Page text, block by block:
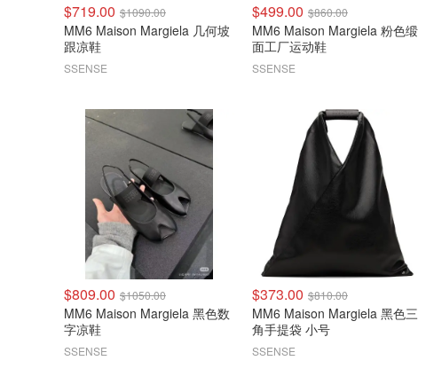
$719.00 $1090.00
MM6 Maison Margiela 几何坡
跟凉鞋
SSENSE
$499.00 $860.00
MM6 Maison Margiela 粉色缎
面工厂运动鞋
SSENSE
$809.00 $1050.00
MM6 Maison Margiela 黑色数
字凉鞋
SSENSE
$373.00 $810.00
MM6 Maison Margiela 黑色三
角手提袋 小号
SSENSE